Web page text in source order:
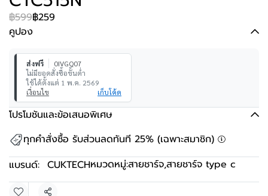
฿599฿259
คูปอง
ส่งฟรี
0IVGQ07
ไม่มียอดสั่งซื้อขั้นต่ำ
ใช้ได้ตั้งแต่ 1 พ.ค. 2569
เงื่อนไข
เก็บโค้ด
โปรโมชันและข้อเสนอพิเศษ
ทุกคำสั่งซื้อ รับส่วนลดทันที 25% (เฉพาะสมาชิก)
แบรนด์: CUKTECHหมวดหมู่:สายชาร์จ,สายชาร์จ type c